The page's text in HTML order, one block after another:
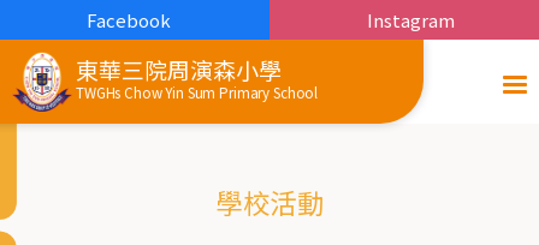
東華三院周演森小學
TWGHs Chow Yin Sum Primary School
Facebook Instagram
學校活動